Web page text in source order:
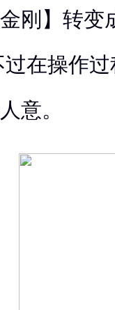
金刚】转
过在操作
意。